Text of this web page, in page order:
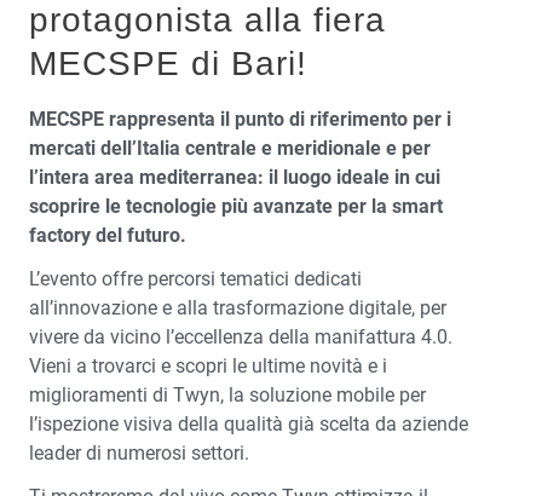
protagonista alla fiera
MECSPE di Bari!
MECSPE rappresenta il punto di riferimento per i
mercati dell’Italia centrale e meridionale e per
l’intera area mediterranea: il luogo ideale in cui
scoprire le tecnologie più avanzate per la smart
factory del futuro.
L’evento offre percorsi tematici dedicati
all’innovazione e alla trasformazione digitale, per
vivere da vicino l’eccellenza della manifattura 4.0.
Vieni a trovarci e scopri le ultime novità e i
miglioramenti di Twyn, la soluzione mobile per
l’ispezione visiva della qualità già scelta da aziende
leader di numerosi settori.